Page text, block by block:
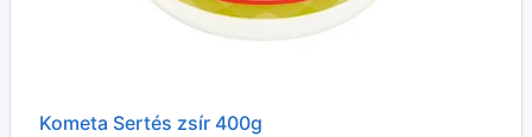
Kometa Sertés zsír 400g